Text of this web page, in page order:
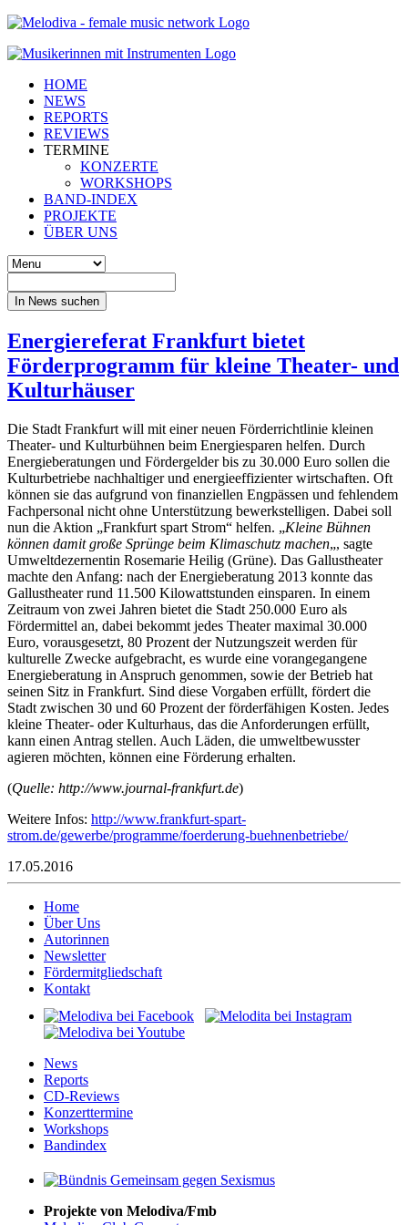
HOME
NEWS
REPORTS
REVIEWS
TERMINE
KONZERTE
WORKSHOPS
BAND-INDEX
PROJEKTE
ÜBER UNS
In News suchen
Energiereferat Frankfurt bietet
Förderprogramm für kleine Theater- und
Kulturhäuser
Die Stadt Frankfurt will mit einer neuen Förderrichtlinie kleinen
Theater- und Kulturbühnen beim Energiesparen helfen. Durch
Energieberatungen und Fördergelder bis zu 30.000 Euro sollen die
Kulturbetriebe nachhaltiger und energieeffizienter wirtschaften. Oft
können sie das aufgrund von finanziellen Engpässen und fehlendem
Fachpersonal nicht ohne Unterstützung bewerkstelligen. Dabei soll
nun die Aktion „Frankfurt spart Strom“ helfen. „Kleine Bühnen
können damit große Sprünge beim Klimaschutz machen„, sagte
Umweltdezernentin Rosemarie Heilig (Grüne). Das Gallustheater
machte den Anfang: nach der Energieberatung 2013 konnte das
Gallustheater rund 11.500 Kilowattstunden einsparen. In einem
Zeitraum von zwei Jahren bietet die Stadt 250.000 Euro als
Fördermittel an, dabei bekommt jedes Theater maximal 30.000
Euro, vorausgesetzt, 80 Prozent der Nutzungszeit werden für
kulturelle Zwecke aufgebracht, es wurde eine vorangegangene
Energieberatung in Anspruch genommen, sowie der Betrieb hat
seinen Sitz in Frankfurt. Sind diese Vorgaben erfüllt, fördert die
Stadt zwischen 30 und 60 Prozent der förderfähigen Kosten. Jedes
kleine Theater- oder Kulturhaus, das die Anforderungen erfüllt,
kann einen Antrag stellen. Auch Läden, die umweltbewusster
agieren möchten, können eine Förderung erhalten.
(Quelle: http://www.journal-frankfurt.de)
Weitere Infos: http://www.frankfurt-spart-
strom.de/gewerbe/programme/foerderung-buehnenbetriebe/
17.05.2016
Home
Über Uns
Autorinnen
Newsletter
Fördermitgliedschaft
Kontakt
News
Reports
CD-Reviews
Konzerttermine
Workshops
Bandindex
Projekte von Melodiva/Fmb